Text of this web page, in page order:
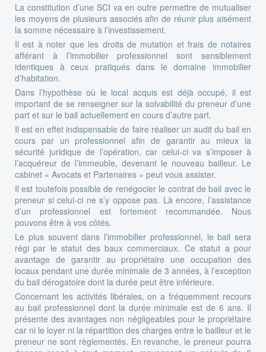
La constitution d’une SCI va en outre permettre de mutualiser
les moyens de plusieurs associés afin de réunir plus aisément
la somme nécessaire à l’investissement.
Il est à noter que les droits de mutation et frais de notaires
afférant à l’immobilier professionnel sont sensiblement
identiques à ceux pratiqués dans le domaine immobilier
d’habitation.
Dans l’hypothèse où le local acquis est déjà occupé, il est
important de se renseigner sur la solvabilité du preneur d’une
part et sur le bail actuellement en cours d’autre part.
Il est en effet indispensable de faire réaliser un audit du bail en
cours par un professionnel afin de garantir au mieux la
sécurité juridique de l’opération, car celui-ci va s’imposer à
l’acquéreur de l’immeuble, devenant le nouveau bailleur. Le
cabinet « Avocats et Partenaires » peut vous assister.
Il est toutefois possible de renégocier le contrat de bail avec le
preneur si celui-ci ne s’y oppose pas. Là encore, l’assistance
d’un professionnel est fortement recommandée. Nous
pouvons être à vos côtés.
Le plus souvent dans l’immobilier professionnel, le bail sera
régi par le statut des baux commerciaux. Ce statut a pour
avantage de garantir au propriétaire une occupation des
locaux pendant une durée minimale de 3 années, à l’exception
du bail dérogatoire dont la durée peut être inférieure.
Concernant les activités libérales, on a fréquemment recours
au bail professionnel dont la durée minimale est de 6 ans. Il
présente des avantages non négligeables pour le propriétaire
car ni le loyer ni la répartition des charges entre le bailleur et le
preneur ne sont règlementés. En revanche, le preneur pourra